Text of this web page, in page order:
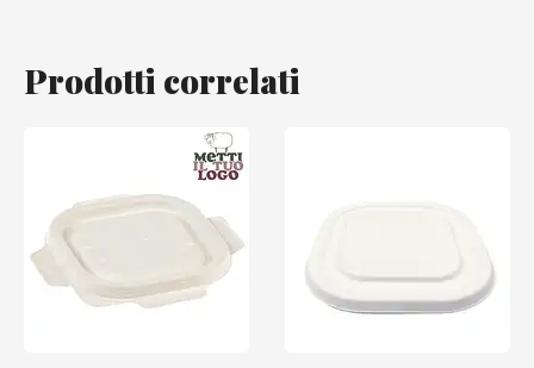
Prodotti correlati